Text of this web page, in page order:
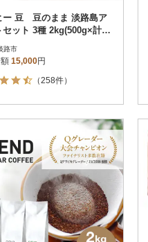
ー 豆 豆のまま 淡路島ア
セット 3種 2kg(500g×計4
路市
15,000円
（258件）